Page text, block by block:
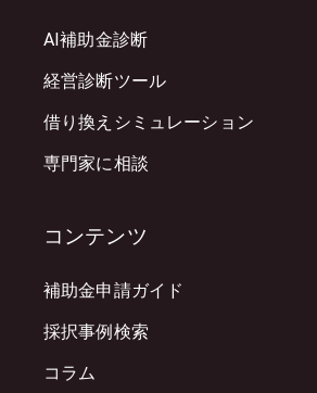
AI補助金診断
経営診断ツール
借り換えシミュレーション
専門家に相談
コンテンツ
補助金申請ガイド
採択事例検索
コラム